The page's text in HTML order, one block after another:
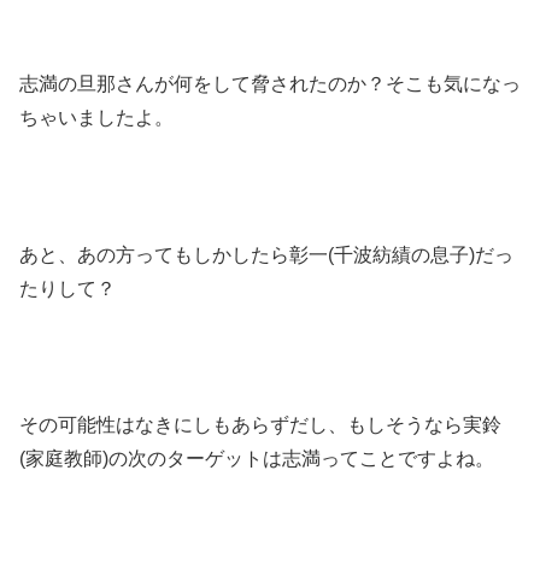
志満の旦那さんが何をして脅されたのか？そこも気になっ
ちゃいましたよ。
あと、あの方ってもしかしたら彰一(千波紡績の息子)だっ
たりして？
その可能性はなきにしもあらずだし、もしそうなら実鈴
(家庭教師)の次のターゲットは志満ってことですよね。